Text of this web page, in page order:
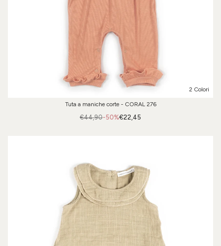
2 Colori
Tuta a maniche corte - CORAL 276
-50%
€44,90 €22,45